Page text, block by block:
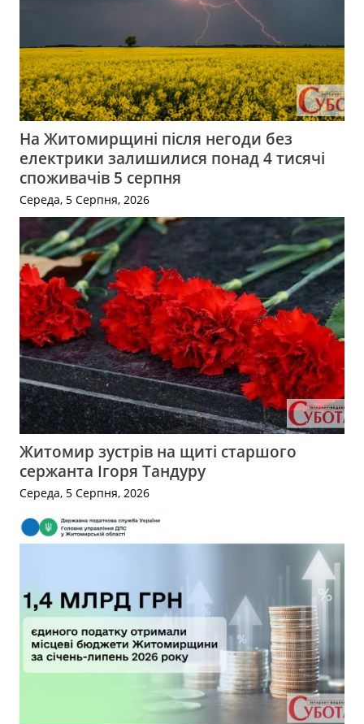
На Житомирщині після негоди без
електрики залишилися понад 4 тисячі
споживачів 5 серпня
Середа, 5 Серпня, 2026
Житомир зустрів на щиті старшого
сержанта Ігоря Тандуру
Середа, 5 Серпня, 2026